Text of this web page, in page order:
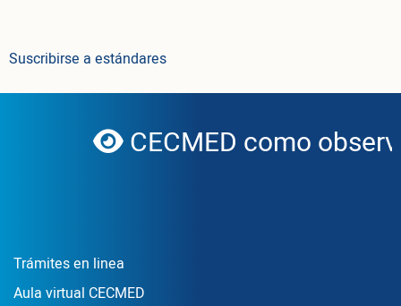
Suscribirse a estándares
globe
CECMED como
Enlace Footer1
Trámites en linea
Aula virtual CECMED